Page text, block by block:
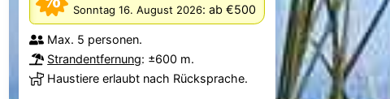
Sonntag 16. August 2026: ab €500
Max. 5 personen.
Strandentfernung: ±600 m.
Haustiere erlaubt nach Rücksprache.